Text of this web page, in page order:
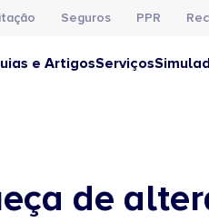
Seguros PPR
e ArtigosServiços
de